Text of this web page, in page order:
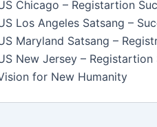
Chicago – Registartion
Los Angeles Satsang –
Maryland Satsang –
New Jersey – Registartion
for New Humanity